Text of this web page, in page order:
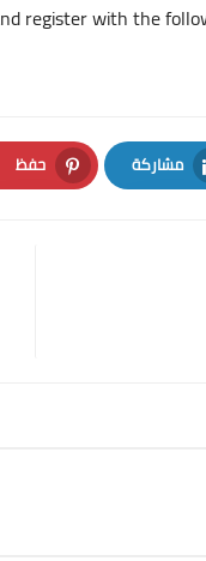
register with the
مشاركة
LinkedIn
حفظ